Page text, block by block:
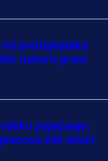
predsjednika
uskoro pravi
pojačanje:
želi obući